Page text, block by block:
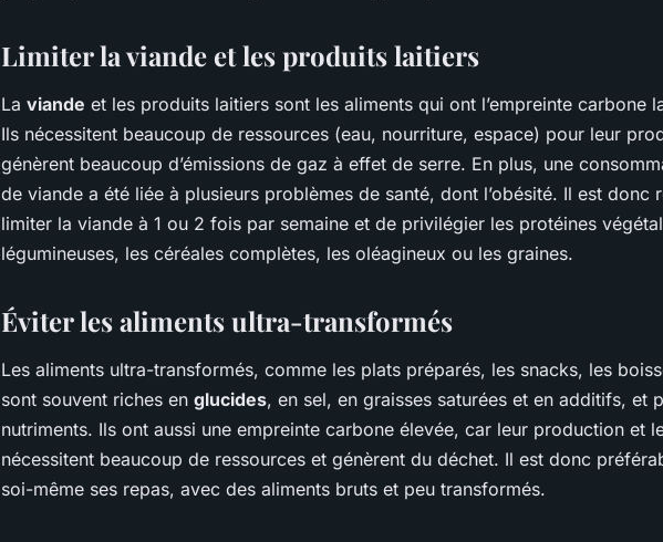
Limiter la viande et les produits laitiers
La viande et les produits laitiers sont les aliments qui ont l’empreinte carbone
Ils nécessitent beaucoup de ressources (eau, nourriture, espace) pour leur
génèrent beaucoup d’émissions de gaz à effet de serre. En plus, une
de viande a été liée à plusieurs problèmes de santé, dont l’obésité. Il est donc
limiter la viande à 1 ou 2 fois par semaine et de privilégier les protéines
légumineuses, les céréales complètes, les oléagineux ou les graines.
Éviter les aliments ultra-transformés
Les aliments ultra-transformés, comme les plats préparés, les snacks, les
sont souvent riches en glucides, en sel, en graisses saturées et en additifs, et
nutriments. Ils ont aussi une empreinte carbone élevée, car leur production et
nécessitent beaucoup de ressources et génèrent du déchet. Il est donc
soi-même ses repas, avec des aliments bruts et peu transformés.